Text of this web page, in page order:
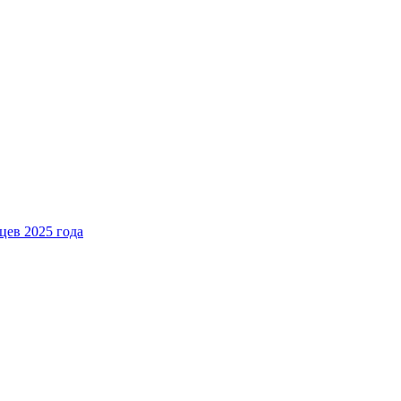
2025 года